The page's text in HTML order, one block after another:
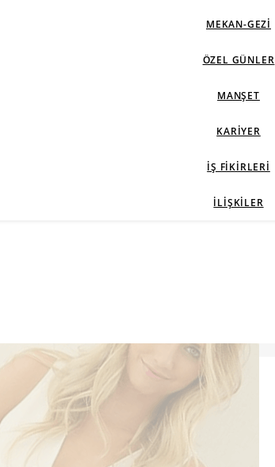
MEKAN-GEZI
ÖZEL GÜNLER
MANŞET
KARIYER
İŞ FIKIRLERI
İLIŞKILER